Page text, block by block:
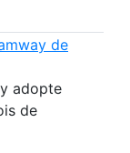
de
adopte
de